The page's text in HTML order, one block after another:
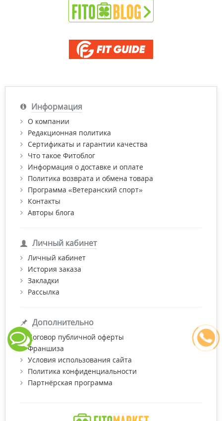
Информация
О компании
Редакционная политика
Сертификаты и гарантии качества
Что такое Фитоблог
Информация о доставке и оплате
Политика возврата и обмена товара
Программа «Ветеранский спорт»
Контакты
Авторы блога
Личный кабинет
Личный кабинет
История заказа
Закладки
Рассылка
Дополнительно
Договор публичной оферты
Франшиза
Условия использования сайта
Политика конфиденциальности
Партнёрская программа